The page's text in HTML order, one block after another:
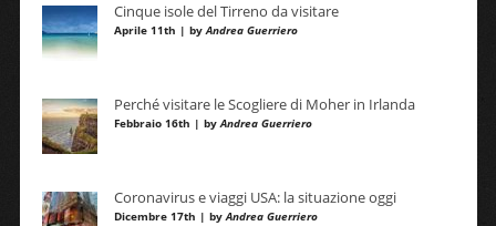
Cinque isole del Tirreno da visitare
Aprile 11th | byAndrea Guerriero
Perché visitare le Scogliere di Moher in Irlanda
Febbraio 16th | byAndrea Guerriero
Coronavirus e viaggi USA: la situazione oggi
Dicembre 17th | byAndrea Guerriero